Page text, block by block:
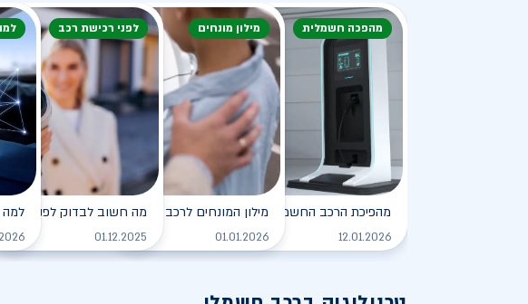
מהפכה חשמלית
מהפיכת הרכב החשמלי
12.01.2026 לקריאה
מילון מונחים
מילון המונחים לרכב החשמלי
01.01.2026 לקריאה
לפני רכישת רכב
מה חשוב לבדוק לפני
01.12.2025
למה